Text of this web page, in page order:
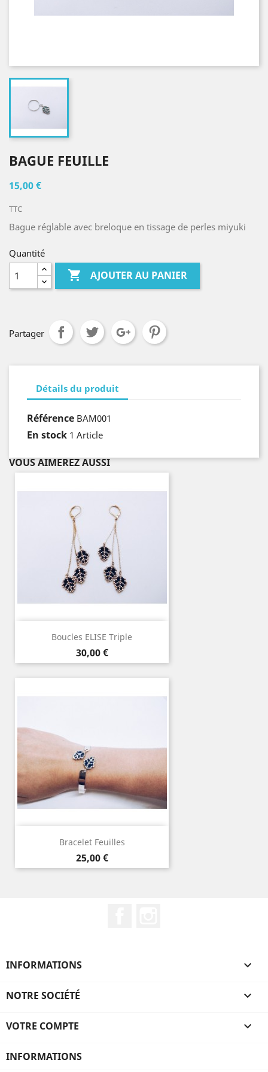
BAGUE FEUILLE
15,00 €
TTC
Bague réglable avec breloque en tissage de perles miyuki
Quantité
 AJOUTER AU PANIER
Partager
Détails du produit
Référence BAM001
En stock 1 Article
VOUS AIMEREZ AUSSI
Boucles ELISE Triple
Prix
30,00 €
Bracelet Feuilles
Prix
25,00 €
INFORMATIONS 
NOTRE SOCIÉTÉ 
VOTRE COMPTE 
INFORMATIONS